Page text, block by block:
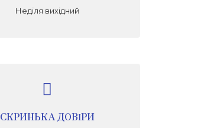
Неділя вихідний
СКРИНЬКА ДОВІРИ